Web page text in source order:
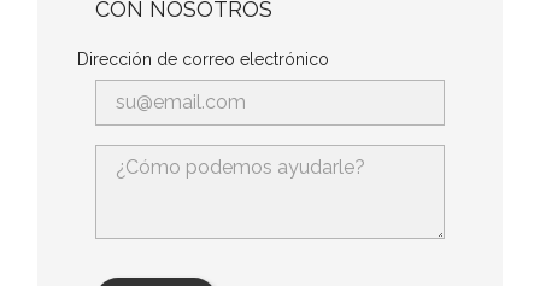
CON NOSOTROS
Dirección de correo electrónico